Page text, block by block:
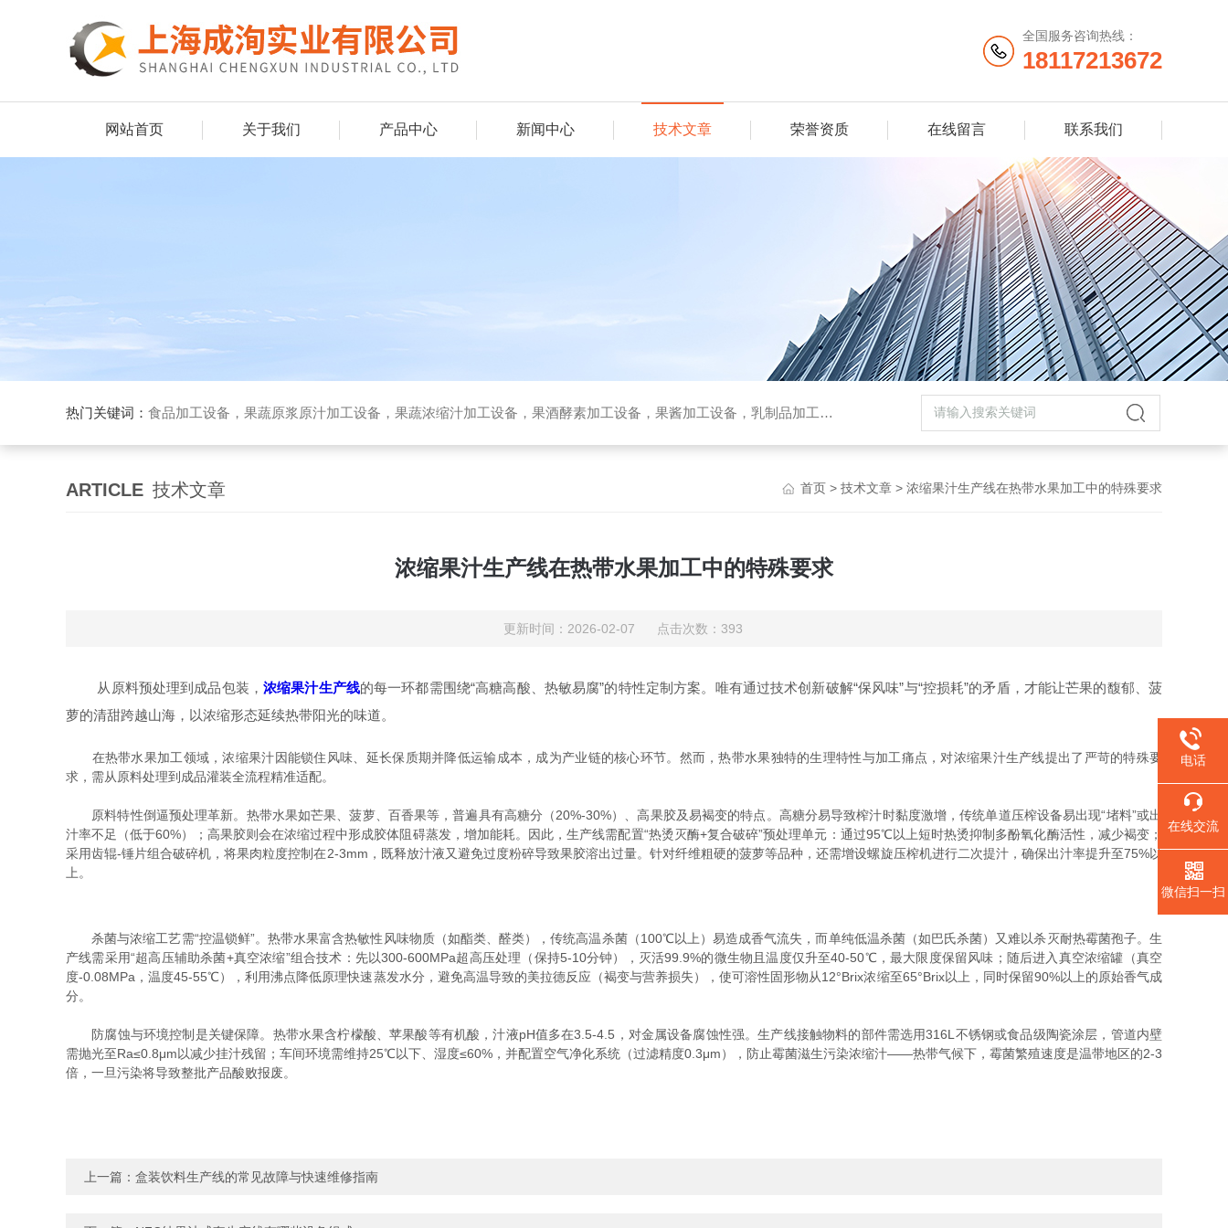
全国服务咨询热线：
18117213672
网站首页 关于我们 产品中心 新闻中心 技术文章 荣誉资质 在线留言 联系我们
热门关键词： 食品加工设备，果蔬原浆原汁加工设备，果蔬浓缩汁加工设备，果酒酵素加工设备，果酱加工设备，乳制品加工设备，生物提取加工设备，破碎榨汁设备，高温杀菌设备，无菌袋灌装机，UHT管式杀菌机，去核破碎机，高速精制打浆机，带式压榨机
ARTICLE 技术文章 首页 > 技术文章 > 浓缩果汁生产线在热带水果加工中的特殊要求
浓缩果汁生产线在热带水果加工中的特殊要求
更新时间：2026-02-07 点击次数：393
从原料预处理到成品包装， 浓缩果汁生产线的每一环都需围绕“高糖高酸、热敏易腐”的特性定制方案。唯有通过技术创新破解“保风味”与“控损耗”的矛盾，才能让芒果的馥郁、菠
萝的清甜跨越山海，以浓缩形态延续热带阳光的味道。
在热带水果加工领域，浓缩果汁因能锁住风味、延长保质期并降低运输成本，成为产业链的核心环节。然而，热带水果独特的生理特性与加工痛点，对浓缩果汁生产线提出了严苛的特殊要
求，需从原料处理到成品灌装全流程精准适配。
原料特性倒逼预处理革新。热带水果如芒果、菠萝、百香果等，普遍具有高糖分（20%-30%）、高果胶及易褐变的特点。高糖分易导致榨汁时黏度激增，传统单道压榨设备易出现“堵料”或出
汁率不足（低于60%）；高果胶则会在浓缩过程中形成胶体阻碍蒸发，增加能耗。因此，生产线需配置“热烫灭酶+复合破碎”预处理单元：通过95℃以上短时热烫抑制多酚氧化酶活性，减少褐变；
采用齿辊-锤片组合破碎机，将果肉粒度控制在2-3mm，既释放汁液又避免过度粉碎导致果胶溶出过量。针对纤维粗硬的菠萝等品种，还需增设螺旋压榨机进行二次提汁，确保出汁率提升至75%以
上。
杀菌与浓缩工艺需“控温锁鲜”。热带水果富含热敏性风味物质（如酯类、醛类），传统高温杀菌（100℃以上）易造成香气流失，而单纯低温杀菌（如巴氏杀菌）又难以杀灭耐热霉菌孢子。生
产线需采用“超高压辅助杀菌+真空浓缩”组合技术：先以300-600MPa超高压处理（保持5-10分钟），灭活99.9%的微生物且温度仅升至40-50℃，最大限度保留风味；随后进入真空浓缩罐（真空
度-0.08MPa，温度45-55℃），利用沸点降低原理快速蒸发水分，避免高温导致的美拉德反应（褐变与营养损失），使可溶性固形物从12°Brix浓缩至65°Brix以上，同时保留90%以上的原始香气成
分。
防腐蚀与环境控制是关键保障。热带水果含柠檬酸、苹果酸等有机酸，汁液pH值多在3.5-4.5，对金属设备腐蚀性强。生产线接触物料的部件需选用316L不锈钢或食品级陶瓷涂层，管道内壁
需抛光至Ra≤0.8μm以减少挂汁残留；车间环境需维持25℃以下、湿度≤60%，并配置空气净化系统（过滤精度0.3μm），防止霉菌滋生污染浓缩汁——热带气候下，霉菌繁殖速度是温带地区的2-3
倍，一旦污染将导致整批产品酸败报废。
上一篇： 盒装饮料生产线的常见故障与快速维修指南
电话
在线交流
微信扫一扫